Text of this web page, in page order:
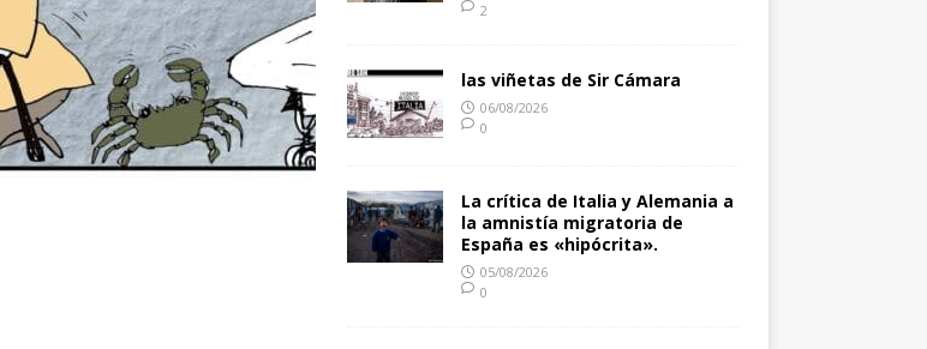
2
las viñetas de Sir Cámara
06/08/2026
0
La crítica de Italia y Alemania a
la amnistía migratoria de
España es «hipócrita».
05/08/2026
0